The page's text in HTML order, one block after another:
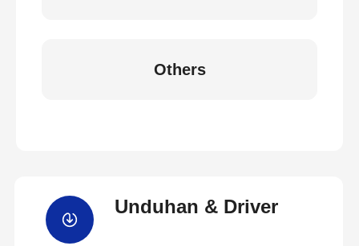
Others
Unduhan & Driver